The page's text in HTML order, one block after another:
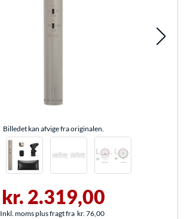
Billedet kan afvige fra originalen.
kr. 2.319,00
Inkl. moms plus fragt fra kr. 76,00